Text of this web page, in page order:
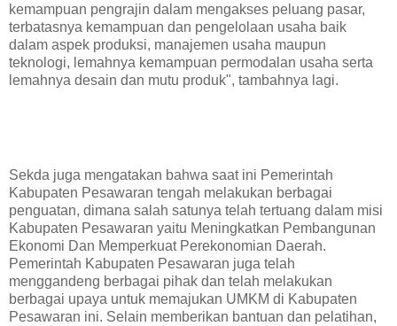
kemampuan pengrajin dalam mengakses peluang pasar,
terbatasnya kemampuan dan pengelolaan usaha baik
dalam aspek produksi, manajemen usaha maupun
teknologi, lemahnya kemampuan permodalan usaha serta
lemahnya desain dan mutu produk", tambahnya lagi.
Sekda juga mengatakan bahwa saat ini Pemerintah
Kabupaten Pesawaran tengah melakukan berbagai
penguatan, dimana salah satunya telah tertuang dalam misi
Kabupaten Pesawaran yaitu Meningkatkan Pembangunan
Ekonomi Dan Memperkuat Perekonomian Daerah.
Pemerintah Kabupaten Pesawaran juga telah
menggandeng berbagai pihak dan telah melakukan
berbagai upaya untuk memajukan UMKM di Kabupaten
Pesawaran ini. Selain memberikan bantuan dan pelatihan,